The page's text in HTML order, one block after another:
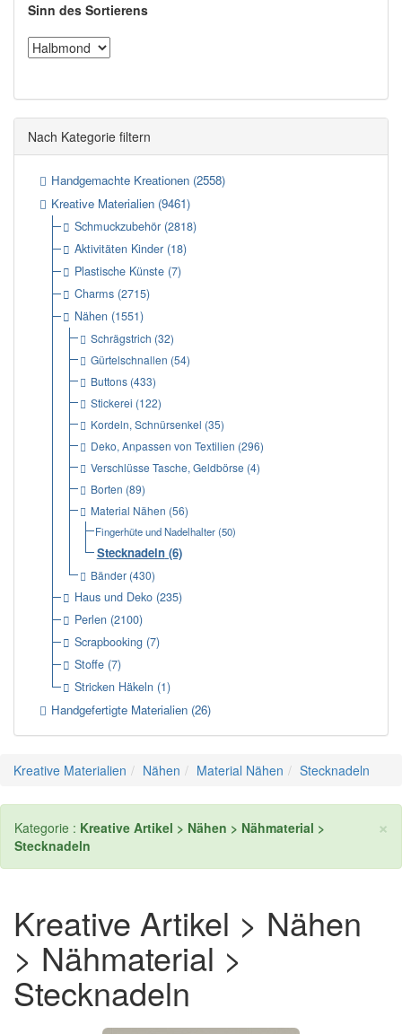
Sinn des Sortierens
Nach Kategorie filtern
Handgemachte Kreationen (2558)
Kreative Materialien (9461)
Schmuckzubehör (2818)
Aktivitäten Kinder (18)
Plastische Künste (7)
Charms (2715)
Nähen (1551)
Schrägstrich (32)
Gürtelschnallen (54)
Buttons(433)
Stickerei (122)
Kordeln, Schnürsenkel (35)
Deko, Anpassen von Textilien (296)
Verschlüsse Tasche, Geldbörse (4)
Borten (89)
Material Nähen (56)
Fingerhüte und Nadelhalter(50)
Stecknadeln(6)
Bänder(430)
Haus und Deko (235)
Perlen (2100)
Scrapbooking (7)
Stoffe (7)
Stricken Häkeln (1)
Handgefertigte Materialien (26)
Kreative Materialien Nähen Material Nähen Stecknadeln
×
Kategorie : Kreative Artikel > Nähen > Nähmaterial >
Stecknadeln
Kreative Artikel > Nähen
> Nähmaterial >
Stecknadeln